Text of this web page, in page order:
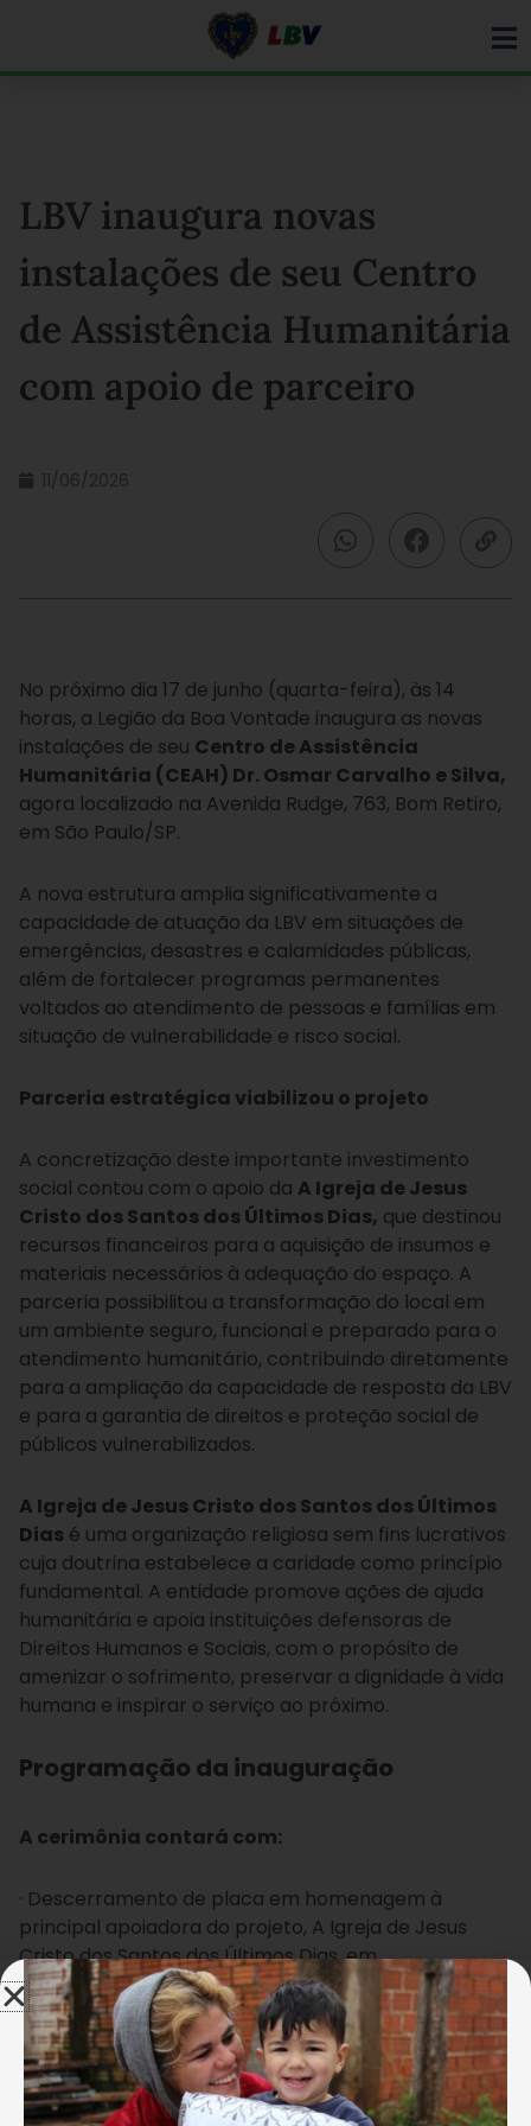
LBV inaugura novas
instalações de seu Centro
de Assistência Humanitária
com apoio de parceiro
11/06/2026
No próximo dia 17 de junho (quarta-feira), às 14
horas, a Legião da Boa Vontade inaugura as novas
instalações de seu Centro de Assistência
Humanitária (CEAH) Dr. Osmar Carvalho e Silva,
agora localizado na Avenida Rudge, 763, Bom Retiro,
em São Paulo/SP.
A nova estrutura amplia significativamente a
capacidade de atuação da LBV em situações de
emergências, desastres e calamidades públicas,
além de fortalecer programas permanentes
voltados ao atendimento de pessoas e famílias em
situação de vulnerabilidade e risco social.
Parceria estratégica viabilizou o projeto
A concretização deste importante investimento
social contou com o apoio da A Igreja de Jesus
Cristo dos Santos dos Últimos Dias, que destinou
recursos financeiros para a aquisição de insumos e
materiais necessários à adequação do espaço. A
parceria possibilitou a transformação do local em
um ambiente seguro, funcional e preparado para o
atendimento humanitário, contribuindo diretamente
para a ampliação da capacidade de resposta da LBV
e para a garantia de direitos e proteção social de
públicos vulnerabilizados.
A Igreja de Jesus Cristo dos Santos dos Últimos
Dias é uma organização religiosa sem fins lucrativos
cuja doutrina estabelece a caridade como princípio
fundamental. A entidade promove ações de ajuda
humanitária e apoia instituições defensoras de
Direitos Humanos e Sociais, com o propósito de
amenizar o sofrimento, preservar a dignidade à vida
humana e inspirar o serviço ao próximo.
Programação da inauguração
A cerimônia contará com:
· Descerramento de placa em homenagem à
principal apoiadora do projeto, A Igreja de Jesus
Cristo dos Santos dos Últimos Dias, em
reconhecimento à valiosa parceria e ao
compromisso com o bem-estar das pessoas
atendidas;
· Apresentações culturais do Coral Comunitário Nair
Torres, formado por colaboradoras e voluntárias da